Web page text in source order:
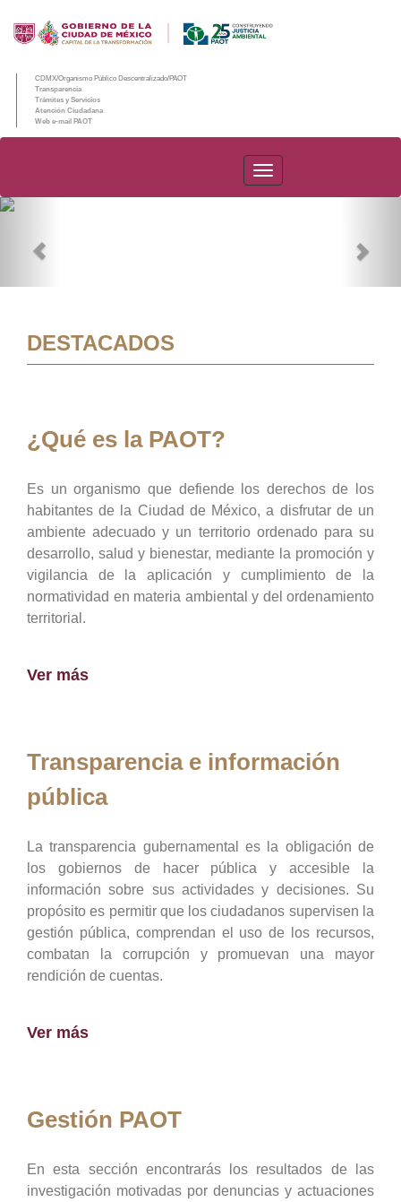
CDMX/Organismo Público Descentralizado/PAOT
Transparencia
Trámites y Servicios
Atención Ciudadana
Web e-mail PAOT
PAOT
DESTACADOS
¿Qué es la PAOT?
Es un organismo que defiende los derechos de los
habitantes de la Ciudad de México, a disfrutar de un
ambiente adecuado y un territorio ordenado para su
desarrollo, salud y bienestar, mediante la promoción y
vigilancia de la aplicación y cumplimiento de la
normatividad en materia ambiental y del ordenamiento
territorial.
Ver más
Transparencia e información
pública
La transparencia gubernamental es la obligación de
los gobiernos de hacer pública y accesible la
información sobre sus actividades y decisiones. Su
propósito es permitir que los ciudadanos supervisen la
gestión pública, comprendan el uso de los recursos,
combatan la corrupción y promuevan una mayor
rendición de cuentas.
Ver más
Gestión PAOT
En esta sección encontrarás los resultados de las
investigación motivadas por denuncias y actuaciones